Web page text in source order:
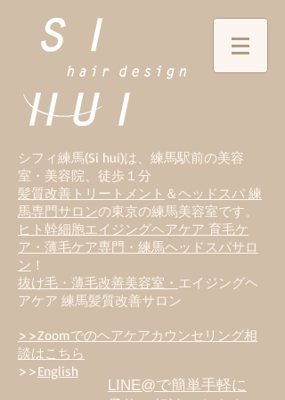
シフィ練馬(Si hui)は、 練馬駅前の美容
室・美容院、徒歩１分
髪質改善トリートメント ＆ヘッドスパ 練
馬専門サロンの東京の練馬美容室です。
ヒト幹細胞エイジングヘアケア 育毛ケ
ア・薄毛ケア専門・練馬ヘッドスパサロ
ン ！
抜け毛・薄毛改善美容室・ エイジングヘ
アケア 練馬髪質改善サロン
>>Zoomでのヘアケアカウンセリング相
談はこちら
>>English
LINE@で簡単手軽に